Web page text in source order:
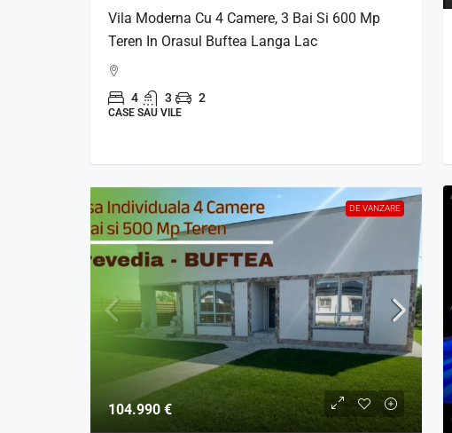
Vila Moderna Cu 4 Camere, 3 Bai Si 600 Mp
Teren In Orasul Buftea Langa Lac
4 3 2
CASE SAU VILE
DE VANZARE
104.990 €
De Vanzare Apartament 2 Camere |
ROTAR PARK 2 | Bucuresti Sector 6